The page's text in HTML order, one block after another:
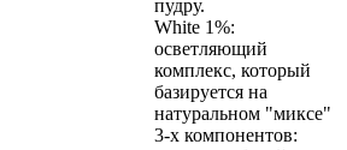
пудру.
White 1%:
осветляющий
комплекс, который
базируется на
натуральном "миксе"
3-х компонентов: